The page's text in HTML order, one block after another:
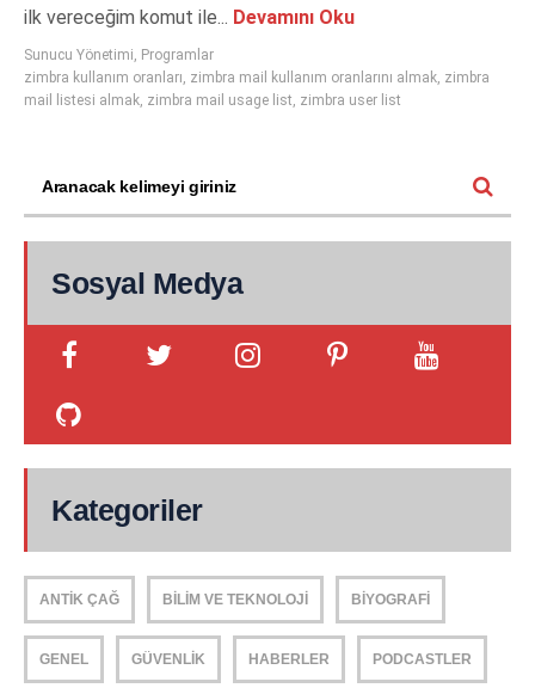
ilk vereceğim komut ile... Devamını Oku
Sunucu Yönetimi, Programlar
zimbra kullanım oranları, zimbra mail kullanım oranlarını almak, zimbra
mail listesi almak, zimbra mail usage list, zimbra user list
Sosyal Medya
Kategoriler
ANTIK ÇAĞ BILIM VE TEKNOLOJI BIYOGRAFI
GENEL GÜVENLIK HABERLER PODCASTLER